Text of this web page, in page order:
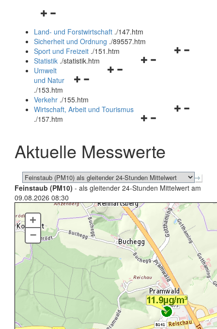
Navigationsmenü
und
schließen
Land- und Forstwirtschaft ./147.htm
Sicherheit und Ordnung ./89557.htm
Navigationsmenü
Sport und Freizeit ./151.htm
Navigationsmenü
Statistik ./statistik.htm
Navigationsmenü
und
schließen
Umwelt
und Natur
./153.htm
Verkehr ./155.htm
Navigationsmenü
schließen
Wirtschaft, Arbeit und Tourismus
./157.htm
Aktuelle Messwerte
Feinstaub (PM10) - als gleitender 24-Stunden Mittelwert am
09.08.2026 08:30
+
–